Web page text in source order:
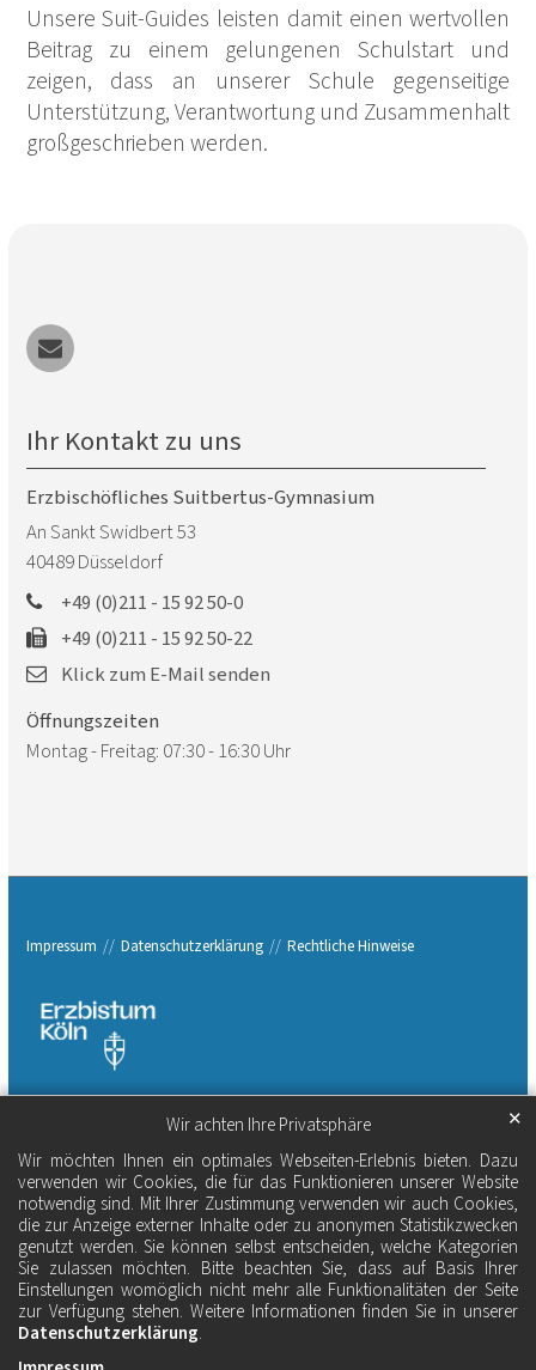
Wir achten Ihre Privatsphäre
Wir möchten Ihnen ein optimales Webseiten-Erlebnis bieten. Dazu
verwenden wir Cookies, die für das Funktionieren unserer Website
notwendig sind. Mit Ihrer Zustimmung verwenden wir auch Cookies,
die zur Anzeige externer Inhalte oder zu anonymen Statistikzwecken
genutzt werden. Sie können selbst entscheiden, welche Kategorien
Sie zulassen möchten. Bitte beachten Sie, dass auf Basis Ihrer
Einstellungen womöglich nicht mehr alle Funktionalitäten der Seite
zur Verfügung stehen. Weitere Informationen finden Sie in unserer
Datenschutzerklärung.
✕
Unsere Suit-Guides leisten damit einen wertvollen
Beitrag zu einem gelungenen Schulstart und
zeigen, dass an unserer Schule gegenseitige
Unterstützung, Verantwortung und Zusammenhalt
großgeschrieben werden.
Ihr Kontakt zu uns
Erzbischöfliches Suitbertus-Gymnasium
An Sankt Swidbert 53
40489Düsseldorf
+49 (0)211 - 15 92 50-0
+49 (0)211 - 15 92 50-22
Klick zum E-Mail senden
Öffnungszeiten
Montag - Freitag: 07:30 - 16:30 Uhr
Impressum Datenschutzerklärung Rechtliche Hinweise